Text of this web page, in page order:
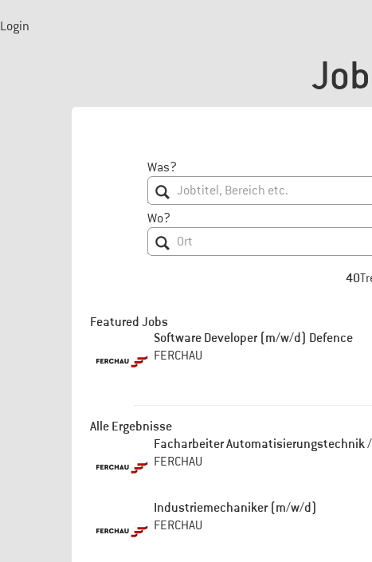
Login
Was?
Wo?
40
Featured Jobs
Software Developer (m/w/d) Defence
FERCHAU
Alle Ergebnisse
Facharbeiter
FERCHAU
Industriemechaniker (m/w/d)
FERCHAU